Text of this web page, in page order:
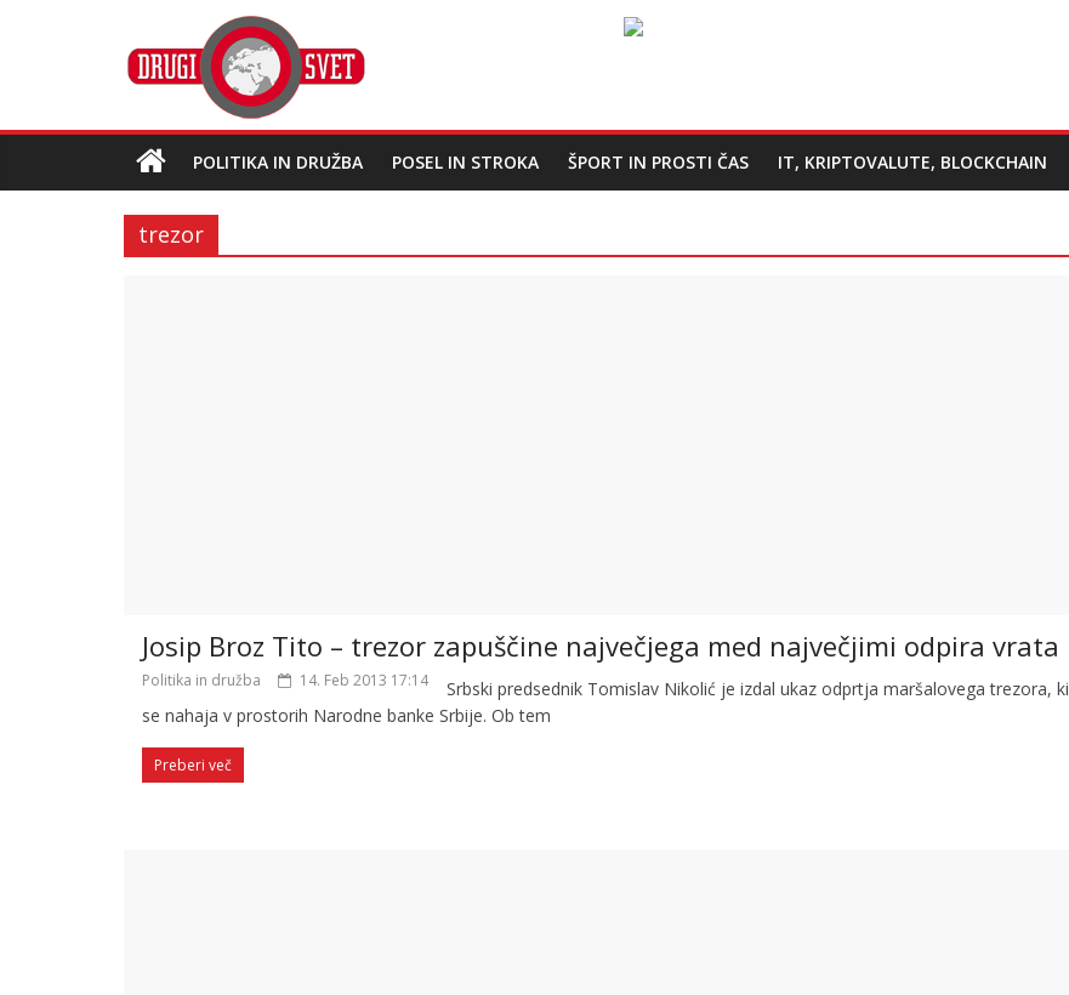
POLITIKA IN DRUŽBA POSEL IN STROKA ŠPORT IN PROSTI ČAS IT, KRIPTOVALUTE, BLOCKCHAIN
trezor
Josip Broz Tito – trezor zapuščine največjega med največjimi odpira vrata
Politika in družba 14. Feb 2013 17:14
Srbski predsednik Tomislav Nikolić je izdal ukaz odprtja maršalovega trezora, ki
se nahaja v prostorih Narodne banke Srbije. Ob tem
Preberi več